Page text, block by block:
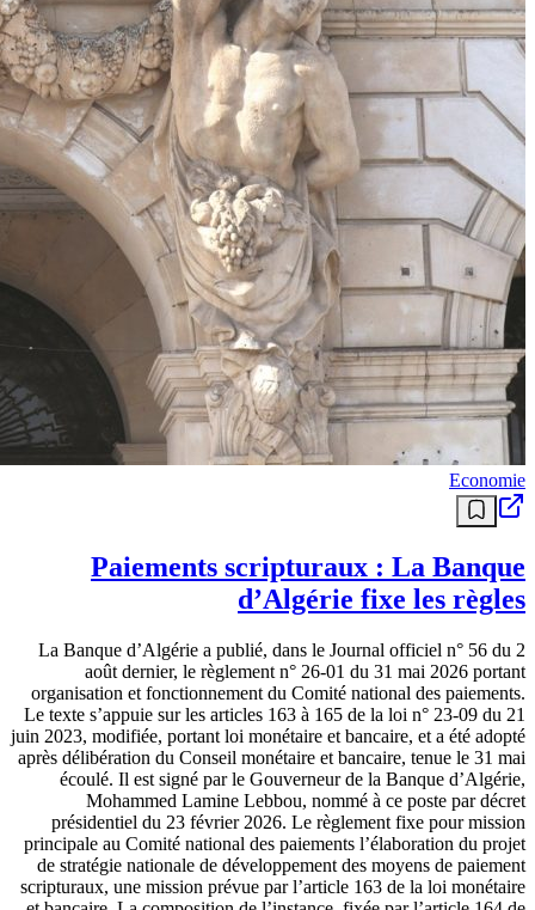
Economie
Paiements scripturaux : La Banque
d’Algérie fixe les règles
La Banque d’Algérie a publié, dans le Journal officiel n° 56 du 2
août dernier, le règlement n° 26-01 du 31 mai 2026 portant
organisation et fonctionnement du Comité national des paiements.
Le texte s’appuie sur les articles 163 à 165 de la loi n° 23-09 du 21
juin 2023, modifiée, portant loi monétaire et bancaire, et a été adopté
après délibération du Conseil monétaire et bancaire, tenue le 31 mai
écoulé. Il est signé par le Gouverneur de la Banque d’Algérie,
Mohammed Lamine Lebbou, nommé à ce poste par décret
présidentiel du 23 février 2026. Le règlement fixe pour mission
principale au Comité national des paiements l’élaboration du projet
de stratégie nationale de développement des moyens de paiement
scripturaux, une mission prévue par l’article 163 de la loi monétaire